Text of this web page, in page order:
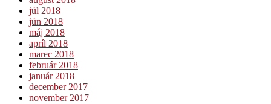
júl 2018
jún 2018
máj 2018
apríl 2018
marec 2018
február 2018
január 2018
december 2017
november 2017